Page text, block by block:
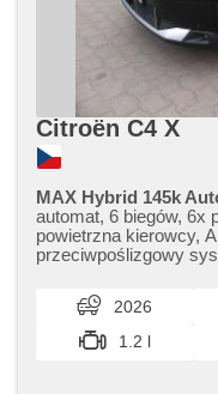
Citroën C4 X
MAX Hybrid 145k
automat, 6 biegów, 6x
powietrzna kierowcy,
przeciwpoślizgowy
pasa ruchu,
klimatyzacja,
dziennej, LED denní
EURO VI, komputer
2026
1.2 l